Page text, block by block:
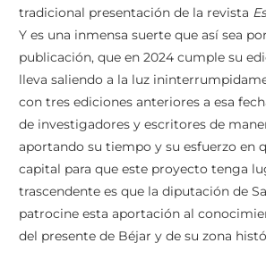
tradicional presentación de la revista
Y es una inmensa suerte que así sea
publicación, que en 2024 cumple su
lleva saliendo a la luz
con tres ediciones anteriores a esa
de investigadores y escritores de
aportando su tiempo y su esfuerzo en
capital para que este proyecto tenga
trascendente es que la diputación de
patrocine esta aportación al
del presente de Béjar y de su zona